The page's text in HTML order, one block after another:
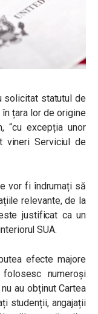
solicitat statutul de
țara lor de origine
“cu excepția unor
vineri Serviciul de
vor fi îndrumați să
relevante, de la
justificat ca un
SUA.
efecte majore
folosesc numeroși
au obținut Cartea
studenții, angajații